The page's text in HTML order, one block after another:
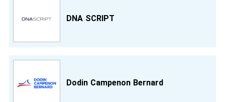
DNA SCRIPT
Dodin Campenon Bernard